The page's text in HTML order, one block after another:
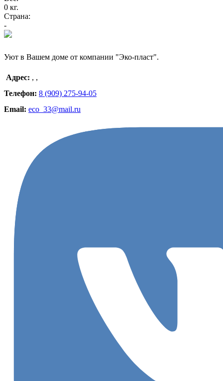
0 кг.
Страна:
-
Уют в Вашем доме от компании "Эко-пласт".
Адрес: , ,
Телефон: 8 (909) 275-94-05
Email: eco_33@mail.ru